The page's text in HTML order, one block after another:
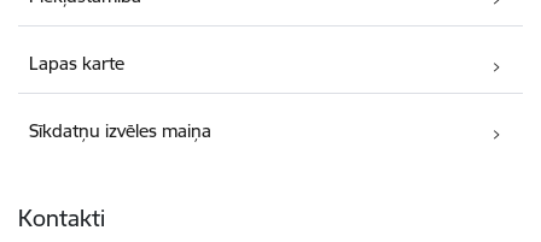
Lapas karte
Sīkdatņu izvēles maiņa
Kontakti